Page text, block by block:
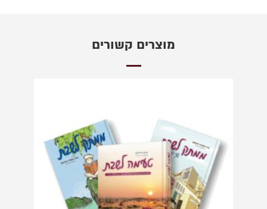
מוצרים קשורים